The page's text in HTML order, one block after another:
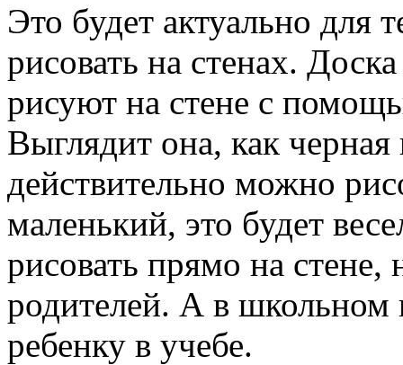
Это будет актуально для
рисовать на стенах.
рисуют на стене с
Выглядит она, как
действительно можно
маленький, это будет
рисовать прямо на стене,
родителей. А в школьном
ребенку в учебе.